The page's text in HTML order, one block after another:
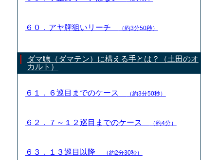
６０．アヤ牌狙いリーチ （約3分50秒）
ダマ聴（ダマテン）に構える手とは？（土田のオ
カルト）
６１．６巡目までのケース （約3分50秒）
６２．７～１２巡目までのケース （約4分）
６３．１３巡目以降 （約2分30秒）